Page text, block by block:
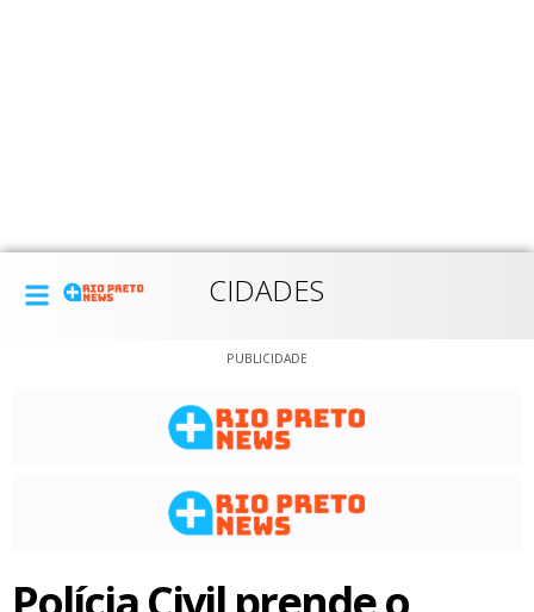
CIDADES
PUBLICIDADE